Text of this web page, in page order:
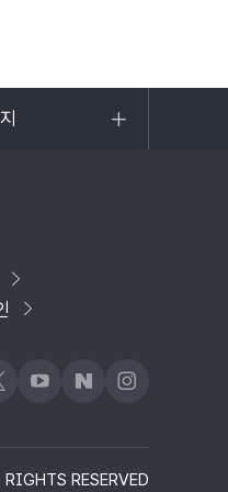
유튜브네이버블로그
인스타그램
RESERVED